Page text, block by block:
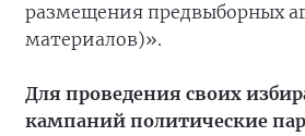
размещения предвыборных
материалов)».
Для проведения своих
кампаний политические